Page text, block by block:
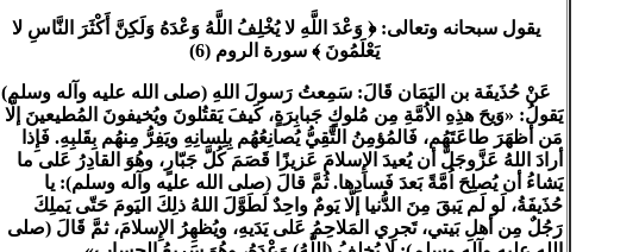
يقول سبحانه وتعالى: ﴿ وَعْدَ اللَّهِ لا يُخْلِفُ اللَّهُ وَعْدَهُ وَلَكِنَّ أَكْثَرَ النَّاسِ لا
يَعْلَمُونَ ﴾ سورة الروم(
6
)
عَنْ حُذَيفَة بن اليَمَان قَالَ: سَمِعتُ رَسولَ اللهِ (صلى الله عليه وآله وسلم)
يَقولُ: «وَيحَ هذِهِ الاُمَّةِ مِن مُلوكٍ جَبابِرَةٍ، كَيفَ يَقتُلونَ ويُخيفونَ المُطيعينَ إلّا
مَن أظهَرَ طاعَتَهُم، فَالمُؤمِنُ التَّقِيُّ يُصانِعُهُم بِلِسانِهِ ويَفِرُّ مِنهُم بِقَلبِهِ. فَإِذا
أرادَ اللهُ عَزَّوجَلَّ أن يُعيدَ الإِسلامَ عَزيزًا قَصَمَ كُلَّ جَبّارٍ، وهُوَ القادِرُ عَلى ما
يَشاءُ أن يُصلِحَ اُمَّةً بَعدَ فَسادِها. ثُمَّ قالَ (صلى الله عليه وآله وسلم): يا
حُذَيفَةُ، لَو لَم يَبقَ مِنَ الدُّنيا إلّا يَومٌ واحِدٌ لَطَوَّلَ اللهُ ذلِكَ اليَومَ حَتّى يَملِكَ
رَجُلٌ مِن أهلِ بَيتي، تَجرِي المَلاحِمُ عَلى يَدَيهِ، ويُظهِرُ الإِسلامَ، ثمَّ قَالَ (صلى